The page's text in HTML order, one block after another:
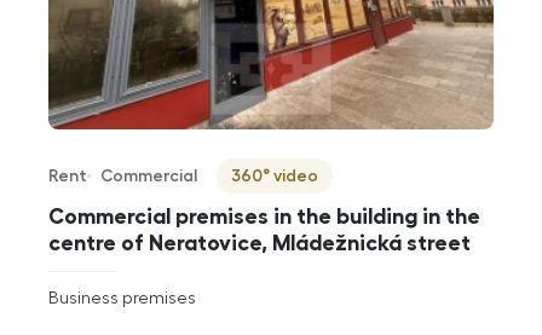
Commercial premises in the building in the
centre of Neratovice, Mládežnická street
Offer type
Rent
Property type
Commercial
Virtuální prohlídka
360° video
rozměry
disposition
Business premises